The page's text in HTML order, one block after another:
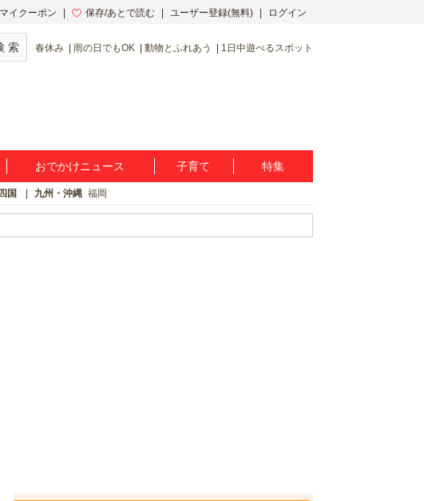
マイクーポン 保存/あとで読む ユーザー登録(無料) ログイン
春休み 雨の日でもOK 動物とふれあう 1日中遊べるスポット
おでかけニュース 子育て 特集
国 九州・沖縄 福岡